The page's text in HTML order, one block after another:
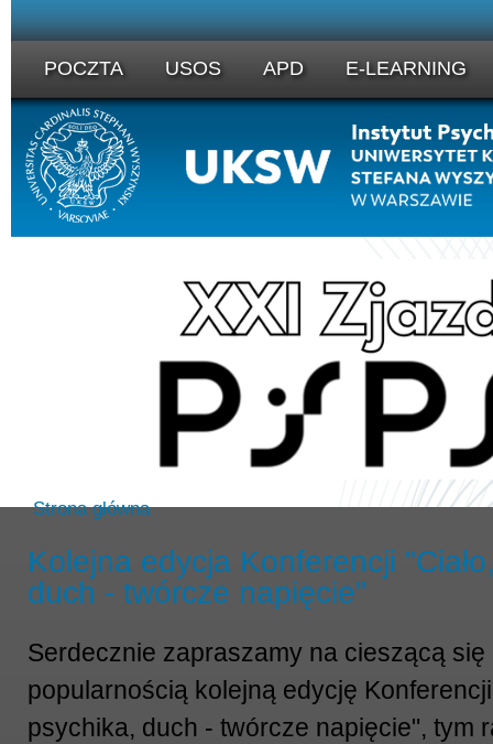
POCZTA USOS APD E-LEARNING
Strona główna
Kolejna edycja Konferencji
duch - twórcze napięcie"
Serdecznie zapraszamy na cieszącą
popularnością kolejną edycję
psychika, duch - twórcze napięcie", tym